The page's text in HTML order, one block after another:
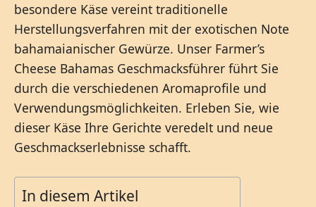
besondere Käse vereint traditionelle
Herstellungsverfahren mit der exotischen Note
bahamaianischer Gewürze. Unser Farmer’s
Cheese Bahamas Geschmacksführer führt Sie
durch die verschiedenen Aromaprofile und
Verwendungsmöglichkeiten. Erleben Sie, wie
dieser Käse Ihre Gerichte veredelt und neue
Geschmackserlebnisse schafft.
In diesem Artikel